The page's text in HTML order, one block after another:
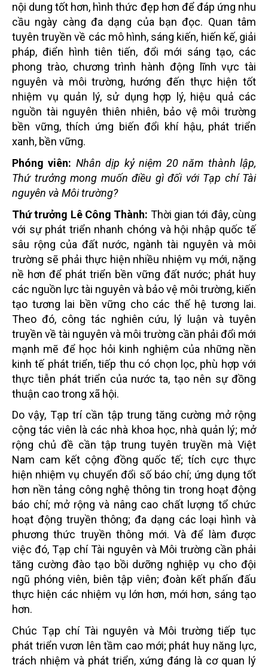
nội dung tốt hơn, hình thức đẹp hơn để đáp ứng nhu
cầu ngày càng đa dạng của bạn đọc. Quan tâm
tuyên truyền về các mô hình, sáng kiến, hiến kế, giải
pháp, điển hình tiên tiến, đổi mới sáng tạo, các
phong trào, chương trình hành động lĩnh vực tài
nguyên và môi trường, hướng đến thực hiện tốt
nhiệm vụ quản lý, sử dụng hợp lý, hiệu quả các
nguồn tài nguyên thiên nhiên, bảo vệ môi trường
bền vững, thích ứng biến đổi khí hậu, phát triển
xanh, bền vững.
Phóng viên: Nhân dịp kỷ niệm 20 năm thành lập,
Thứ trưởng mong muốn điều gì đối với Tạp chí Tài
nguyên và Môi trường?
Thứ trưởng Lê Công Thành: Thời gian tới đây, cùng
với sự phát triển nhanh chóng và hội nhập quốc tế
sâu rộng của đất nước, ngành tài nguyên và môi
trường sẽ phải thực hiện nhiều nhiệm vụ mới, nặng
nề hơn để phát triển bền vững đất nước; phát huy
các nguồn lực tài nguyên và bảo vệ môi trường, kiến
tạo tương lai bền vững cho các thế hệ tương lai.
Theo đó, công tác nghiên cứu, lý luận và tuyên
truyền về tài nguyên và môi trường cần phải đổi mới
mạnh mẽ để học hỏi kinh nghiệm của những nền
kinh tế phát triển, tiếp thu có chọn lọc, phù hợp với
thực tiễn phát triển của nước ta, tạo nên sự đồng
thuận cao trong xã hội.
Do vậy, Tạp trí cần tập trung tăng cường mở rộng
cộng tác viên là các nhà khoa học, nhà quản lý; mở
rộng chủ đề cần tập trung tuyên truyền mà Việt
Nam cam kết cộng đồng quốc tế; tích cực thực
hiện nhiệm vụ chuyển đổi số báo chí; ứng dụng tốt
hơn nền tảng công nghệ thông tin trong hoạt động
báo chí; mở rộng và nâng cao chất lượng tổ chức
hoạt động truyền thông; đa dạng các loại hình và
phương thức truyền thông mới. Và để làm được
việc đó, Tạp chí Tài nguyên và Môi trường cần phải
tăng cường đào tạo bồi dưỡng nghiệp vụ cho đội
ngũ phóng viên, biên tập viên; đoàn kết phấn đấu
thực hiện các nhiệm vụ lớn hơn, mới hơn, sáng tạo
hơn.
Chúc Tạp chí Tài nguyên và Môi trường tiếp tục
phát triển vươn lên tầm cao mới; phát huy năng lực,
trách nhiệm và phát triển, xứng đáng là cơ quan lý